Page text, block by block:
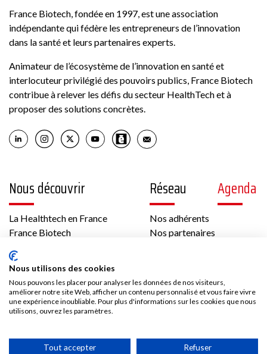
France Biotech, fondée en 1997, est une association
indépendante qui fédère les entrepreneurs de l’innovation
dans la santé et leurs partenaires experts.
Animateur de l’écosystème de l’innovation en santé et
interlocuteur privilégié des pouvoirs publics, France Biotech
contribue à relever les défis du secteur HealthTech et à
proposer des solutions concrètes.
Nous découvrir
La Healthtech en France
France Biotech
International
Les temps forts de France Biotech
Gouvernance et équipe
Réseau
Nos adhérents
Nos partenaires
Agenda
Contenus
Publications
Presse
Les communiqués des Adhérents
Nous utilisons des cookies
Nous pouvons les placer pour analyser les données de nos visiteurs,
améliorer notre site Web, afficher un contenu personnalisé et vous faire vivre
une expérience inoubliable. Pour plus d'informations sur les cookies que nous
utilisons, ouvrez les paramètres.
Tout accepter Refuser